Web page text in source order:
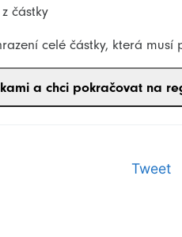
částky
celé částky, která
Tweet